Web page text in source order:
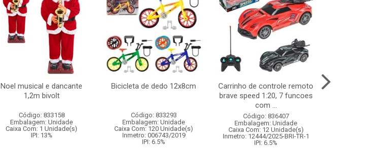
Noel musical e dancante
1,2m bivolt
Código: 833158
Embalagem: Unidade
Caixa Com: 1 Unidade(s)
IPI: 13%
Bicicleta de dedo 12x8cm
Código: 833293
Embalagem: Unidade
Caixa Com: 120 Unidade(s)
Inmetro: 006743/2019
IPI: 6.5%
Carrinho de controle remoto
brave speed 1:20, 7 funcoes
com ...
Código: 836407
Embalagem: Unidade
Caixa Com: 12 Unidade(s)
Inmetro: 12444/2025-BRI-TR-1
IPI: 6.5%